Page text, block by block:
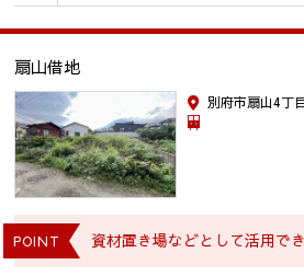
扇山借地
別府市扇山4丁目
POINT 資材置き場などとして活用で